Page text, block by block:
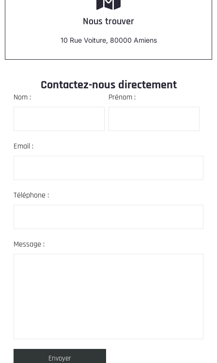
Nous trouver
10 Rue Voiture, 80000 Amiens
Contactez-nous directement
Nom : Prénom :
Email :
Téléphone :
Message :